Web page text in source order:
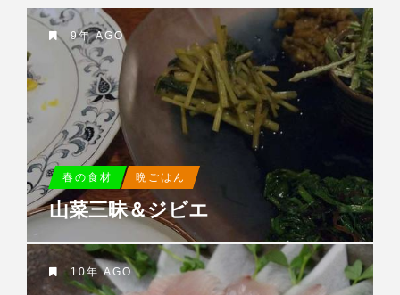
9年 AGO
春の食材 晩ごはん
山菜三昧＆ジビエ
10年 AGO